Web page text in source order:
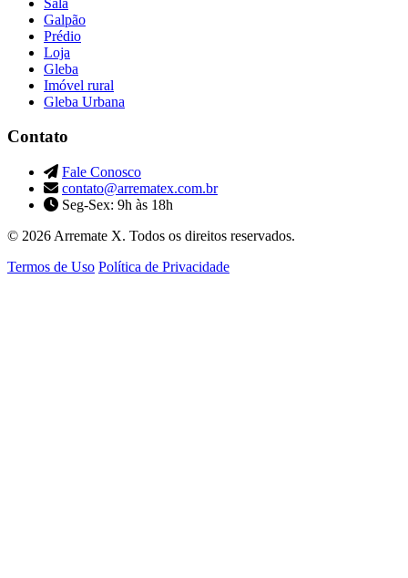
Galpão
Prédio
Loja
Gleba
Imóvel rural
Gleba Urbana
Contato
Fale Conosco
contato@arrematex.com.br
Seg-Sex: 9h às 18h
© 2026 Arremate X. Todos os direitos reservados.
Termos de Uso Política de Privacidade